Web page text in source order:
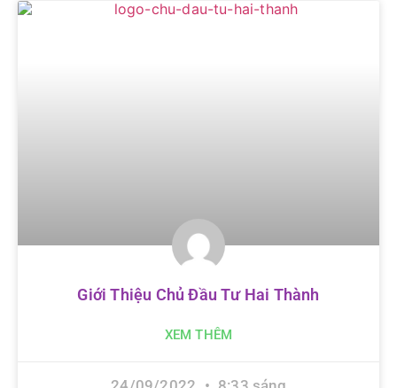
Giới Thiệu Chủ Đầu Tư Hai Thành
XEM THÊM